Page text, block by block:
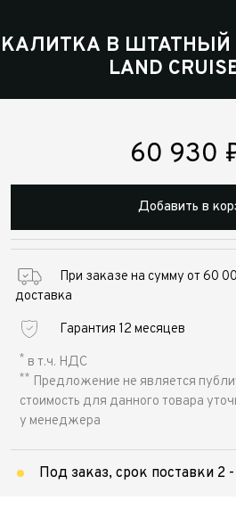
КАЛИТКА В ШТАТНЫЙ
LAND
60 930
Добавить в
При заказе на сумму от 60
доставка
Гарантия 12 месяцев
* в т.ч. НДС
** Предложение не является
стоимость для данного товара
у менеджера
Под заказ, срок поставки 2